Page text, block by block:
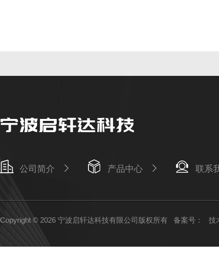
公司简介 产品中心 联系
Copyright © 2026 宁波启轩达科技有限公司版权所有 备案号： 技